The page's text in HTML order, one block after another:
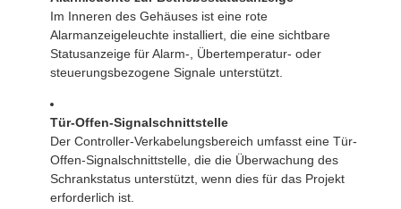
Im Inneren des Gehäuses ist eine rote
Alarmanzeigeleuchte installiert, die eine sichtbare
Statusanzeige für Alarm-, Übertemperatur- oder
steuerungsbezogene Signale unterstützt.
Tür-Offen-Signalschnittstelle
Der Controller-Verkabelungsbereich umfasst eine Tür-
Offen-Signalschnittstelle, die die Überwachung des
Schrankstatus unterstützt, wenn dies für das Projekt
erforderlich ist.